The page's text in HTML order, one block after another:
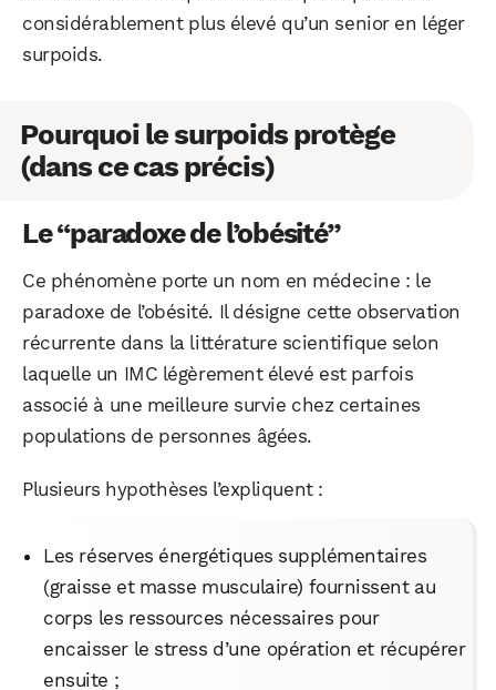
considérablement plus élevé qu’un senior en léger
surpoids.
Pourquoi le surpoids protège
(dans ce cas précis)
Le “paradoxe de l’obésité”
Ce phénomène porte un nom en médecine : le
paradoxe de l’obésité. Il désigne cette observation
récurrente dans la littérature scientifique selon
laquelle un IMC légèrement élevé est parfois
associé à une meilleure survie chez certaines
populations de personnes âgées.
Plusieurs hypothèses l’expliquent :
Les réserves énergétiques supplémentaires
(graisse et masse musculaire) fournissent au
corps les ressources nécessaires pour
encaisser le stress d’une opération et récupérer
ensuite ;